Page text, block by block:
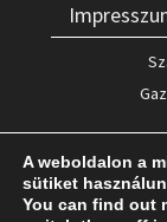
A weboldalon a
sütiket
You can find out